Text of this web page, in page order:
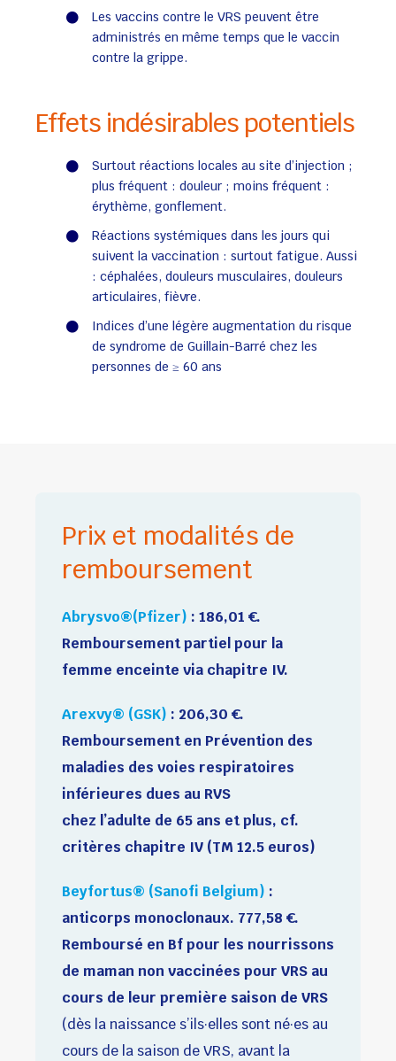
Les vaccins contre le VRS peuvent être
administrés en même temps que le vaccin
contre la grippe.
Effets indésirables potentiels
Surtout réactions locales au site d’injection ;
plus fréquent : douleur ; moins fréquent :
érythème, gonflement.
Réactions systémiques dans les jours qui
suivent la vaccination : surtout fatigue. Aussi
: céphalées, douleurs musculaires, douleurs
articulaires, fièvre.
Indices d’une légère augmentation du risque
de syndrome de Guillain-Barré chez les
personnes de ≥ 60 ans
Prix et modalités de
remboursement
Abrysvo®(Pfizer) : 186,01 €.
Remboursement partiel pour la
femme enceinte via chapitre IV.
Arexvy® (GSK) : 206,30 €.
Remboursement en Prévention des
maladies des voies respiratoires
inférieures dues au RVS
chez l’adulte de 65 ans et plus, cf.
critères chapitre IV (TM 12.5 euros)
Beyfortus® (Sanofi Belgium) :
anticorps monoclonaux. 777,58 €.
Remboursé en Bf pour les nourrissons
de maman non vaccinées pour VRS au
cours de leur première saison de VRS
(dès la naissance s’ils·elles sont né·es au
cours de la saison de VRS, avant la